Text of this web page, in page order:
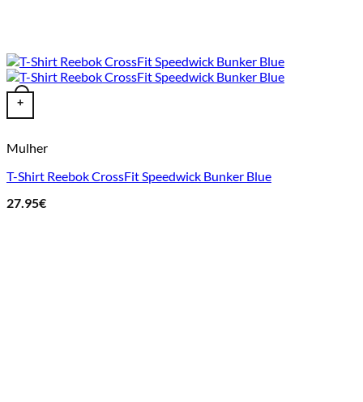
+
This product has multiple variants. The options may be chosen
Mulher
T-Shirt Reebok CrossFit Speedwick Bunker Blue
27.95€